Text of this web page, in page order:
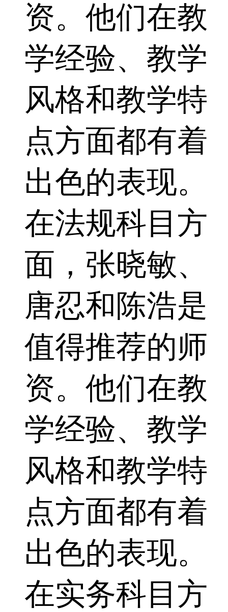
资。他们在教
学经验、教学
风格和教学特
点方面都有着
出色的表现。
在法规科目方
面，张晓敏、
唐忍和陈浩是
值得推荐的师
资。他们在教
学经验、教学
风格和教学特
点方面都有着
出色的表现。
在实务科目方